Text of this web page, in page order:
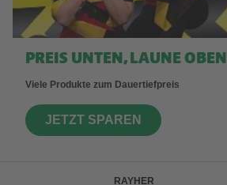
PREIS UNTEN, LAUNE OBEN
Viele Produkte zum Dauertiefpreis
JETZT SPAREN
RAYHER